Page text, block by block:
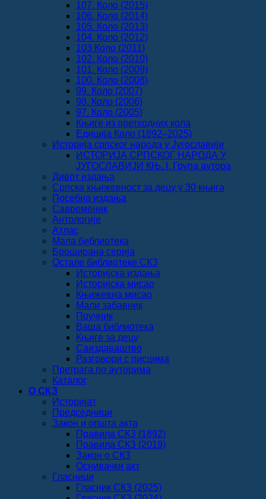
107. Коло (2015)
106. Коло (2014)
105. Коло (2013)
104. Коло (2012)
103 Коло (2011)
102. Коло (2010)
101. Коло (2009)
100. Коло (2008)
99. Коло (2007)
98. Коло (2006)
97. Коло (2005)
Књиге из претходних кола
Едиција Коло (1892‒2025)
Историја српског народа у Југославији
ИСТОРИЈА СРПСКОГ НАРОДА У
ЈУГОСЛАВИЈИ КЊ. I, Група аутора
Дивот издања
Српска књижевност за децу у 30 књига
Посебна издања
Савременик
Антологије
Атлас
Мала библиотека
Броширана серија
Остале библиотеке СКЗ
Историјска издања
Историјска мисао
Књижевна мисао
Мали забавник
Поучник
Ваша библиотека
Књиге за децу
Саиздаваштво
Разговори с писцима
Претрага по ауторима
Каталог
О СКЗ
Историјат
Председници
Закон и општа акта
Правила СКЗ (1892)
Правила СКЗ (2019)
Закон о СКЗ
Оснивачки акт
Гласници
Гласник СКЗ (2025)